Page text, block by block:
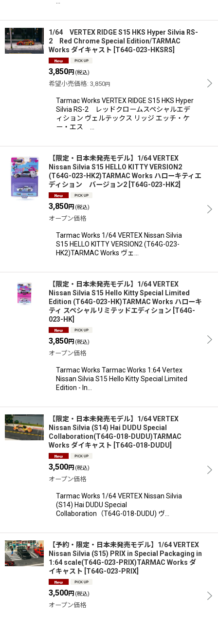
1/64 VERTEX RIDGE S15 HKS Hyper Silvia RS-
2 Red Chrome Special Edition/TARMAC
Works ダイキャスト T64G-023-HKSRS
3,850円 (税込)
希望小売価格: 3,850円
Tarmac Works VERTEX RIDGE S15 HKS Hyper
Silvia RS-2 レッドクロームスペシャルエデ
ィション ヴェルテックス リッジ エッチ・ケ
ー・エス …
【限定・日本未発売モデル】1/64 VERTEX
Nissan Silvia S15 HELLO KITTY VERSION2
(T64G-023-HK2)TARMAC Works ハローキティエ
ディション バージョン2 T64G-023-HK2
3,850円 (税込)
オープン価格
Tarmac Works 1/64 VERTEX Nissan Silvia
S15 HELLO KITTY VERSION2 (T64G-023-
HK2)TARMAC Works ヴェ…
【限定・日本未発売モデル】1/64 VERTEX
Nissan Silvia S15 Hello Kitty Special Limited
Edition (T64G-023-HK)TARMAC Works ハローキ
ティ スペシャルリミテッドエディション T64G-
023-HK
3,850円 (税込)
オープン価格
Tarmac Works Tarmac Works 1:64 Vertex
Nissan Silvia S15 Hello Kitty Special Limited
Edition - In…
【限定・日本未発売モデル】1/64 VERTEX
Nissan Silvia (S14) Hai DUDU Special
Collaboration(T64G-018-DUDU)TARMAC
Works ダイキャスト T64G-018-DUDU
3,500円 (税込)
オープン価格
Tarmac Works 1/64 VERTEX Nissan Silvia
(S14) Hai DUDU Special
Collaboration（T64G-018-DUDU) ヴ…
【予約・限定・日本未発売モデル】1/64 VERTEX
Nissan Silvia (S15) PRIX in Special Packaging in
1:64 scale(T64G-023-PRIX)TARMAC Works ダ
イキャスト T64G-023-PRIX
3,500円 (税込)
オープン価格